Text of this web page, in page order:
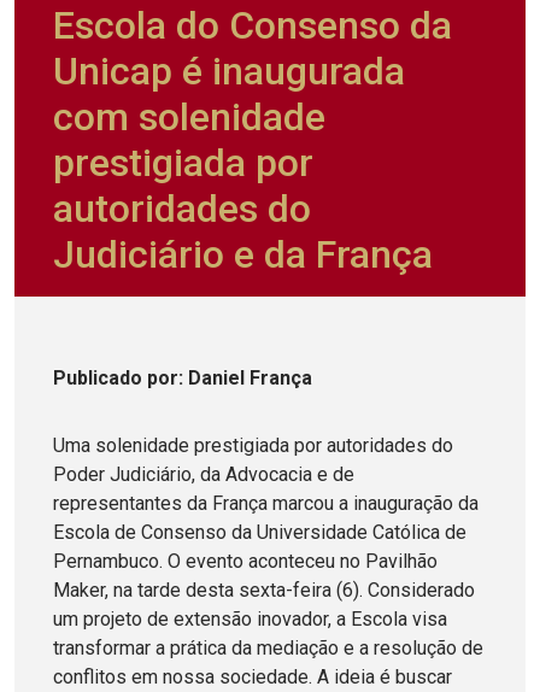
Escola do Consenso da
Unicap é inaugurada
com solenidade
prestigiada por
autoridades do
Judiciário e da França
Publicado por: Daniel França
Uma solenidade prestigiada por autoridades do
Poder Judiciário, da Advocacia e de
representantes da França marcou a inauguração da
Escola de Consenso da Universidade Católica de
Pernambuco. O evento aconteceu no Pavilhão
Maker, na tarde desta sexta-feira (6). Considerado
um projeto de extensão inovador, a Escola visa
transformar a prática da mediação e a resolução de
conflitos em nossa sociedade. A ideia é buscar